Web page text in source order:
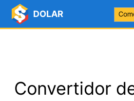
DOLAR
Convertidor